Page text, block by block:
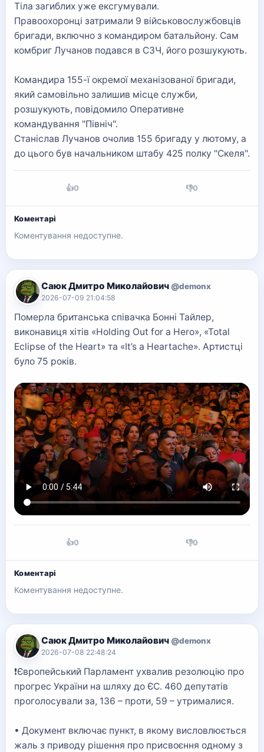
Тіла загиблих уже ексгумували.
Правоохоронці затримали 9 військовослужбовців
бригади, включно з командиром батальйону. Сам
комбриг Лучанов подався в СЗЧ, його розшукують.
Командира 155-ї окремої механізованої бригади,
який самовільно залишив місце служби,
розшукують, повідомило Оперативне
командування "Північ".
Станіслав Лучанов очолив 155 бригаду у лютому, а
до цього був начальником штабу 425 полку "Скеля".
👍0 👎0
Коментарі
Коментування недоступне.
Саюк Дмитро Миколайович @demonx
2026-07-09 21:04:58
Померла британська співачка Бонні Тайлер,
виконавиця хітів «Holding Out for a Hero», «Total
Eclipse of the Heart» та «It’s a Heartache». Артистці
було 75 років.
👍0 👎0
Коментарі
Коментування недоступне.
Саюк Дмитро Миколайович @demonx
2026-07-08 22:48:24
❗️Європейський Парламент ухвалив резолюцію про
прогрес України на шляху до ЄС. 460 депутатів
проголосували за, 136 – проти, 59 – утрималися.
• Документ включає пункт, в якому висловлюється
жаль з приводу рішення про присвоєння одному з